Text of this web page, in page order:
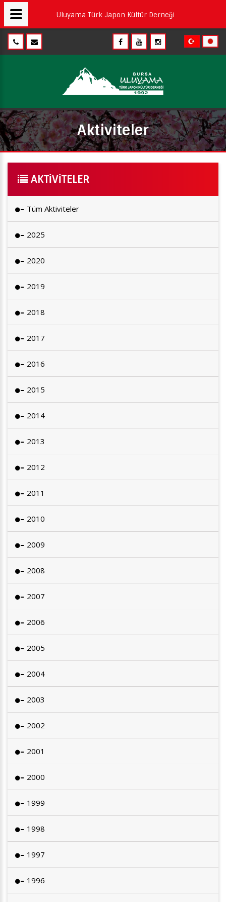
Aktiviteler
AKTIVITELER
Tüm Aktiviteler
2025
2020
2019
2018
2017
2016
2015
2014
2013
2012
2011
2010
2009
2008
2007
2006
2005
2004
2003
2002
2001
2000
1999
1998
1997
1996
Uluyama Türk Japon Kültür Derneği